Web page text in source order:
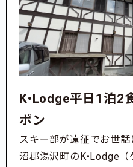
K•Lodge平日1泊2
ポン
スキー部が遠征でお世
沼郡湯沢町のK•Lodge